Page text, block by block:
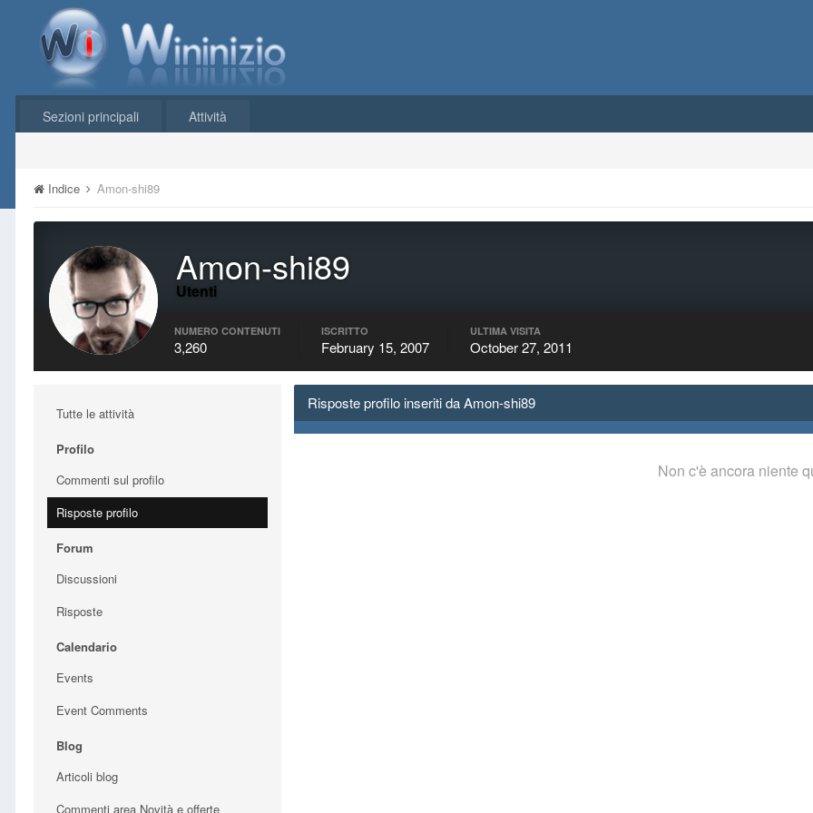
Sezioni principali Attività
Indice Amon-shi89
Amon-shi89
Utenti
NUMERO CONTENUTI
3,260
ISCRITTO
February 15, 2007
ULTIMA VISITA
October 27, 2011
Tutte le attività
Profilo
Commenti sul profilo
Risposte profilo
Forum
Discussioni
Risposte
Calendario
Events
Event Comments
Blog
Articoli blog
Commenti area Novità e offerte
Risposte profilo inseriti da Amon-shi89
Non c'è ancora niente